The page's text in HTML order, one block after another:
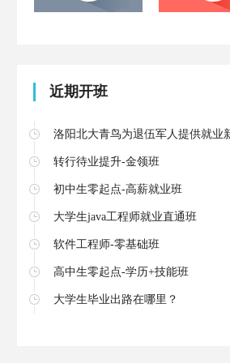
近期开班
洛阳北大青鸟为退伍军人提供就业
转行待业提升-金领班
初中生零起点-高薪就业班
大学生java工程师就业直通班
软件工程师-零基础班
高中生零起点-学历+技能班
大学生毕业出路在哪里？